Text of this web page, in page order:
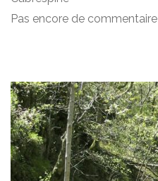
Pas encore de commentaire